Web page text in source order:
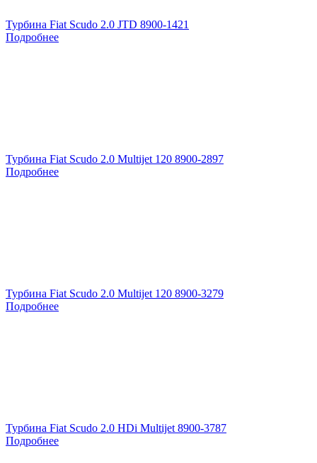
Турбина Fiat Scudo 2.0 JTD 8900-1421
Подробнее
Турбина Fiat Scudo 2.0 Multijet 120 8900-2897
Подробнее
Турбина Fiat Scudo 2.0 Multijet 120 8900-3279
Подробнее
Турбина Fiat Scudo 2.0 HDi Multijet 8900-3787
Подробнее